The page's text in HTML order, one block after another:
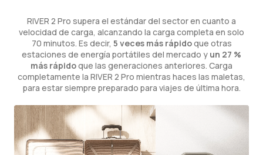
RIVER 2 Pro supera el estándar del sector en cuanto a
velocidad de carga, alcanzando la carga completa en solo
70 minutos. Es decir, 5 veces más rápidoque otras
estaciones de energía portátiles del mercado y un 27 %
más rápidoque las generaciones anteriores. Carga
completamente la RIVER 2 Pro mientras haces las maletas,
para estar siempre preparado para viajes de última hora.